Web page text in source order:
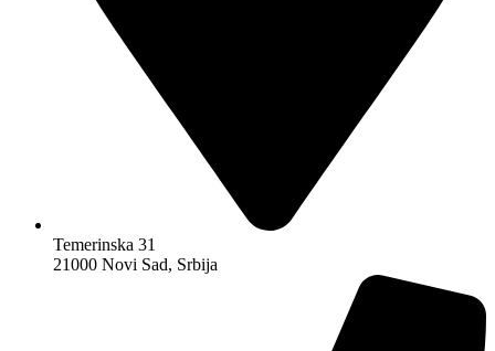
Temerinska 31
21000 Novi Sad, Srbija